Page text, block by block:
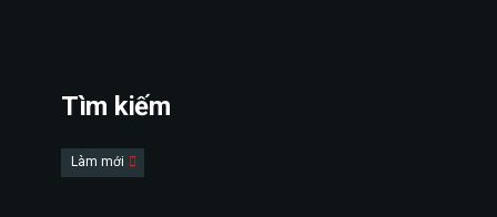
Tìm kiếm
Làm mới